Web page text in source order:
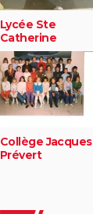
Lycée Ste
Catherine
Collège Jacques
Prévert